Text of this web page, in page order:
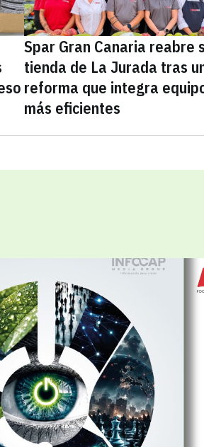
Spar Gran Canaria reabre
tienda de La Jurada tras
reforma que integra
más eficientes